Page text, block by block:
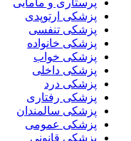
پزشکی ارتوپدی
پزشکی تنفسی
پزشکی خانواده
پزشکی خواب
پزشکی داخلی
پزشکی درد
پزشکی رفتاری
پزشکی سالمندان
پزشکی عمومی
پزشکی قانونی